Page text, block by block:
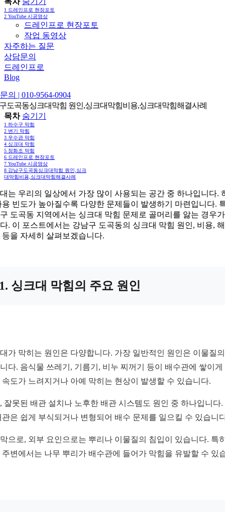
1 드레인프로 현장포토
2 YouTube 시공영상
드레인프로 현장포토
작업 동영상
자주하는 질문
상담문의
드레인프로
Blog
의 | 010-9564-0904
도곡동싱크대막힘 원인,싱크대막힘비용,싱크대막힘해결사례
목차 숨기기
1 하수구 막힘
2 변기 막힘
3 우수관 막힘
4 싱크대 막힘
5 정화조 막힘
6 드레인프로 현장포토
7 YouTube 시공영상
8 강남구도곡동싱크대막힘 원인,싱크
대막힘비용,싱크대막힘해결사례
는 우리의 일상에서 가장 많이 사용되는 공간 중 하나입니다.
용 빈도가 높아질수록 다양한 문제들이 발생하기 마련입니다.
도곡동 지역에서는 싱크대 막힘 문제로 골머리를 앓는 경우
. 이 포스트에서는 강남구 도곡동의 싱크대 막힘 원인, 비용,
등을 자세히 살펴보겠습니다.
싱크대 막힘의 주요 원인
가 막히는 원인은 다양합니다. 가장 일반적인 원인은 이물질
다. 음식물 쓰레기, 기름기, 비누 찌꺼기 등이 배수관에 쌓이게
속도가 느려지거나 아예 막히는 현상이 발생할 수 있습니다.
잘못된 배관 설치나 노후한 배관 시스템도 원인 중 하나입니다.
관은 쉽게 부식되거나 변형되어 배수 문제를 일으킬 수 있습니
으로, 외부 요인으로는 뿌리나 이물질의 침입이 있습니다. 특
주변에서는 나무 뿌리가 배수관에 들어가 막힘을 유발할 수 있